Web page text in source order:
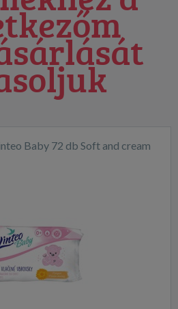
Baby 72 db Soft and cream